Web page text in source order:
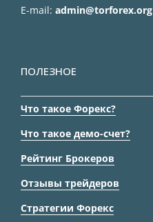
E-mail: admin@torforex.org
ПОЛЕЗНОЕ
Что такое Форекс?
Что такое демо-счет?
Рейтинг Брокеров
Отзывы трейдеров
Стратегии Форекс